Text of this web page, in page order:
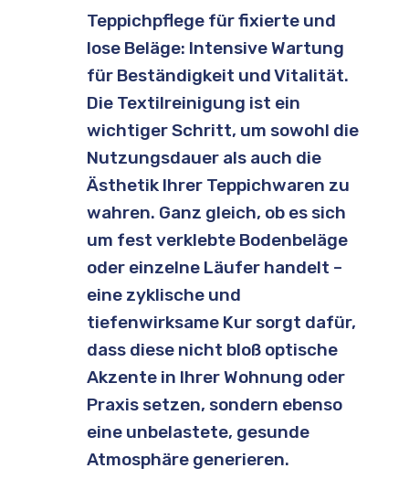
Teppichpflege für fixierte und
lose Beläge: Intensive Wartung
für Beständigkeit und Vitalität.
Die Textilreinigung ist ein
wichtiger Schritt, um sowohl die
Nutzungsdauer als auch die
Ästhetik Ihrer Teppichwaren zu
wahren. Ganz gleich, ob es sich
um fest verklebte Bodenbeläge
oder einzelne Läufer handelt –
eine zyklische und
tiefenwirksame Kur sorgt dafür,
dass diese nicht bloß optische
Akzente in Ihrer Wohnung oder
Praxis setzen, sondern ebenso
eine unbelastete, gesunde
Atmosphäre generieren.